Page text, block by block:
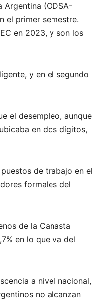
Argentina (ODSA-
el primer semestre.
en 2023, y son los
y en el segundo
el desempleo, aunque
en dos dígitos,
de trabajo en el
formales del
de la Canasta
en lo que va del
a nivel nacional,
no alcanzan